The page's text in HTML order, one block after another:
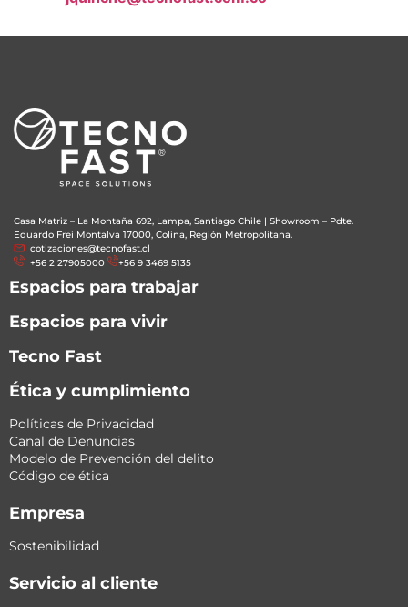
Casa Matriz – La Montaña 692, Lampa, Santiago Chile | Showroom – Pdte.
Eduardo Frei Montalva 17000, Colina, Región Metropolitana.
cotizaciones@tecnofast.cl
+56 2 27905000
+56 9 3469 5135
Espacios para trabajar
Espacios para vivir
Tecno Fast
Ética y cumplimiento
Políticas de Privacidad
Canal de Denuncias
Modelo de Prevención del delito
Código de ética
Empresa
Sostenibilidad
Servicio al cliente